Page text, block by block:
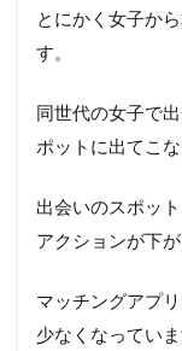
とにかく女子か
す。
同世代の女子で
ポットに出てこ
出会いのスポッ
アクションが下が
マッチングアプ
少なくなっていま